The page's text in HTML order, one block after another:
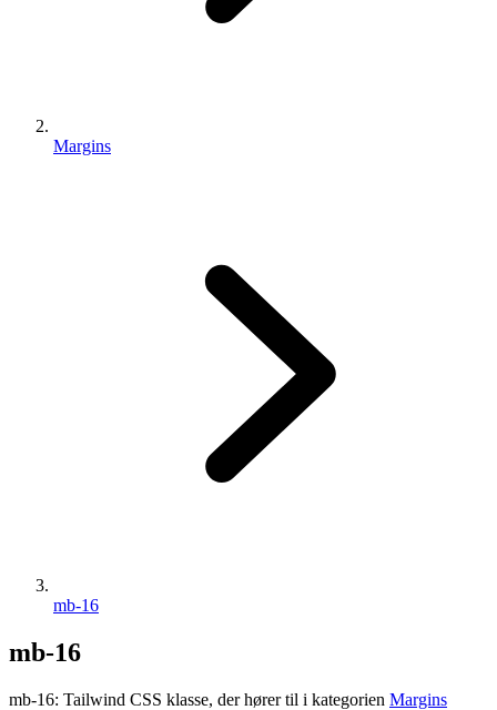
Margins
mb-16
mb-16
mb-16: Tailwind CSS klasse, der hører til i kategorien Margins